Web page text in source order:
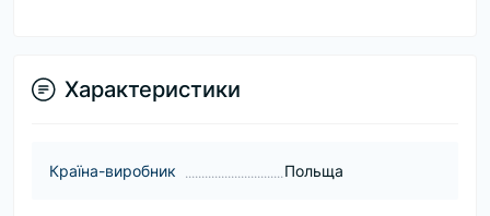
Характеристики
Країна-виробник Польща